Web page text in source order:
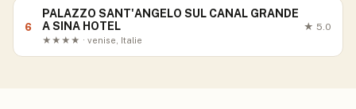
6
PALAZZO SANT'ANGELO SUL CANAL GRANDE
A SINA HOTEL
★★★★ · venise, Italie
★ 5.0